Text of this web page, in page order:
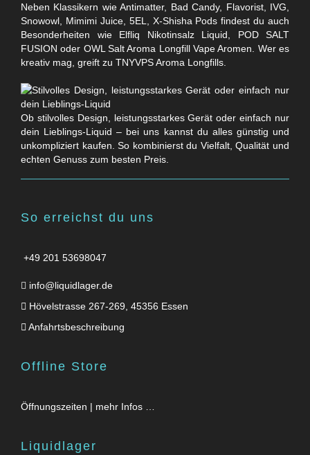
Neben Klassikern wie Antimatter, Bad Candy, Flavorist, IVG,
Snowowl, Mimimi Juice, 5EL, X-Shisha Pods findest du auch
Besonderheiten wie Elfliq Nikotinsalz Liquid, POD SALT
FUSION oder OWL Salt Aroma Longfill Vape Aromen. Wer es
kreativ mag, greift zu TNYVPS Aroma Longfills.
Ob stilvolles Design, leistungsstarkes Gerät oder einfach nur
dein Lieblings-Liquid – bei uns kannst du alles günstig und
unkompliziert kaufen. So kombinierst du Vielfalt, Qualität und
echten Genuss zum besten Preis.
So erreichst du uns
+49 201 53698047
info@liquidlager.de
Hövelstrasse 267-269, 45356 Essen
Anfahrtsbeschreibung
Offline Store
Öffnungszeiten | mehr Infos …
Liquidlager